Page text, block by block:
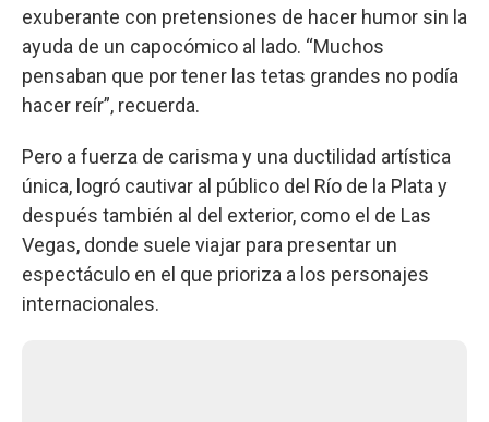
exuberante con pretensiones de hacer humor sin la
ayuda de un capocómico al lado. “Muchos
pensaban que por tener las tetas grandes no podía
hacer reír”, recuerda.
Pero a fuerza de carisma y una ductilidad artística
única, logró cautivar al público del Río de la Plata y
después también al del exterior, como el de Las
Vegas, donde suele viajar para presentar un
espectáculo en el que prioriza a los personajes
internacionales.